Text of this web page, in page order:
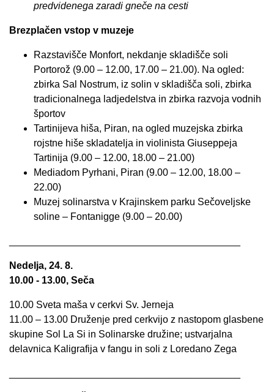
predvidenega zaradi gneče na cesti
Brezplačen vstop v muzeje
Razstavišče Monfort, nekdanje skladišče soli
Portorož (9.00 – 12.00, 17.00 – 21.00). Na ogled:
zbirka Sal Nostrum, iz solin v skladišča soli, zbirka
tradicionalnega ladjedelstva in zbirka razvoja vodnih
športov
Tartinijeva hiša, Piran, na ogled muzejska zbirka
rojstne hiše skladatelja in violinista Giuseppeja
Tartinija (9.00 – 12.00, 18.00 – 21.00)
Mediadom Pyrhani, Piran (9.00 – 12.00, 18.00 –
22.00)
Muzej solinarstva v Krajinskem parku Sečoveljske
soline – Fontanigge (9.00 – 20.00)
Nedelja, 24. 8.
10.00 - 13.00, Seča
10.00 Sveta maša v cerkvi Sv. Jerneja
11.00 – 13.00 Druženje pred cerkvijo z nastopom glasbene
skupine Sol La Si in Solinarske družine; ustvarjalna
delavnica Kaligrafija v fangu in soli z Loredano Zega